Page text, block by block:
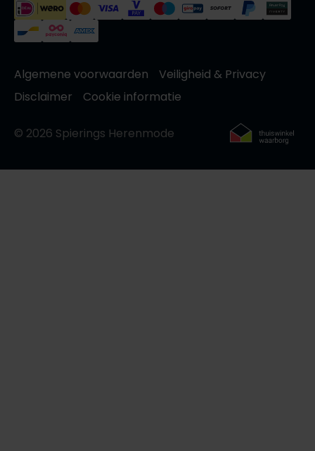
Algemene voorwaarden
Veiligheid & Privacy
Disclaimer
Cookie informatie
© 2026 Spierings Herenmode